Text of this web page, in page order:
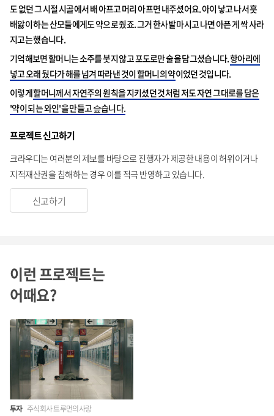
도 없던 그 시절 시골에서 배 아프고 머리 아프면 내주셨어요. 아이 낳고 나서 훗
배앓이 하는 산모들에게도 약으로 줬죠. 그거 한사발 마시고 나면 아픈 게 싹 사라
지고는 했습니다.
기억해보면 할머니는 소주를 붓지 않고 포도로만 술을 담그셨습니다.항아리에
넣고 오래 뒀다가 해를 넘겨 따라낸 것이 할머니의 약이었던 것입니다.
이렇게할머니께서 자연주의 원칙을 지키셨던 것처럼 저도 자연 그대로를 담은
'약이 되는 와인'을 만들고 슾습니다.
프로젝트 신고하기
크라우디는 여러분의 제보를 바탕으로 진행자가 제공한 내용이 허위이거나
지적재산권을 침해하는 경우 이를 적극 반영하고 있습니다.
신고하기
이런 프로젝트는
어때요?
투자 주식회사 트루먼의사랑